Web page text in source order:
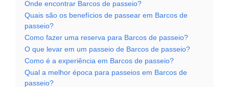
Onde encontrar Barcos de passeio?
Quais são os benefícios de passear em Barcos de
passeio?
Como fazer uma reserva para Barcos de passeio?
O que levar em um passeio de Barcos de passeio?
Como é a experiência em Barcos de passeio?
Qual a melhor época para passeios em Barcos de
passeio?